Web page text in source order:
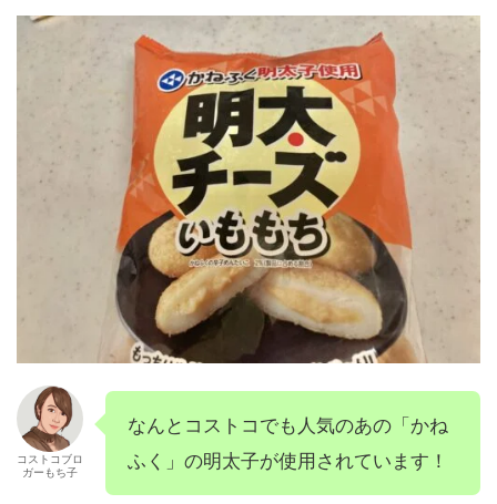
コストコブロ
ガーもち子
なんとコストコでも人気のあの「かね
ふく」の明太子が使用されています！